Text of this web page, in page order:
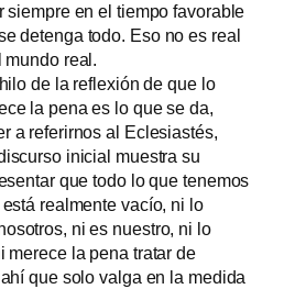
siempre en el tiempo favorable
detenga todo. Eso no es real
real.
de la reflexión de que lo
la pena es lo que se da,
a referirnos al Eclesiastés,
inicial muestra su
que todo lo que tenemos
realmente vacío, ni lo
ni es nuestro, ni lo
merece la pena tratar de
que solo valga en la medida